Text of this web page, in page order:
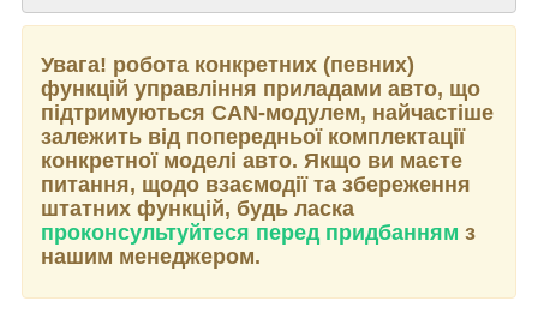
Увага! робота конкретних (певних)
функцій управління приладами авто, що
підтримуються CAN-модулем, найчастіше
залежить від попередньої комплектації
конкретної моделі авто. Якщо ви маєте
питання, щодо взаємодії та збереження
штатних функцій, будь ласка
проконсультуйтеся перед придбанням з
нашим менеджером.